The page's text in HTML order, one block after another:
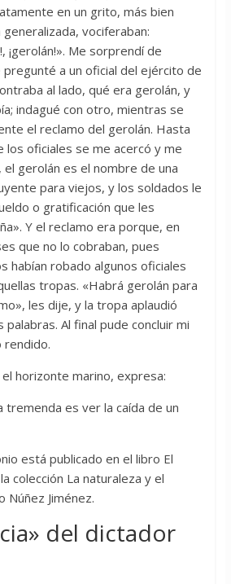
en un grito, más bien
vociferaban:
¡gerolán!». Me sorprendí de
a un oficial del ejército de
al lado, qué era gerolán, y
indagué con otro, mientras se
el reclamo del gerolán. Hasta
los oficiales se me acercó y me
el gerolán es el nombre de una
para viejos, y los soldados le
o gratificación que les
Y el reclamo era porque, en
que no lo cobraban, pues
habían robado algunos oficiales
tropas. «Habrá gerolán para
les dije, y la tropa aplaudió
Al final pude concluir mi
rendido.
horizonte marino, expresa:
tremenda es ver la caída de un
está publicado en el libro El
colección La naturaleza y el
Núñez Jiménez.
del dictador